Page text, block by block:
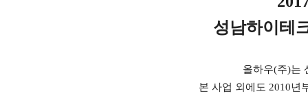
성남하이테
올하우(주)는
본 사업 외에도 2010년